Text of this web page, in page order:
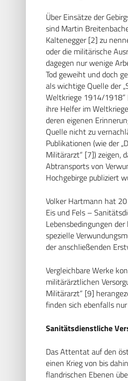
Über Einsätze der
sind Martin
Kaltenegger [2] zu
oder die militärische
dagegen nur wenige
Tod geweiht und doch
als wichtige Quelle der
Weltkriege 1914/1918“
ihre Helfer im
deren eigenen
Quelle nicht zu
Publikationen (wie der
Militärarzt“ [7]) zeigen,
Abtransports von
Hochgebirge publiziert
Volker Hartmann hat
Eis und Fels –
Lebensbedingungen
spezielle
der anschließenden
Vergleichbare Werke
militärärztlichen
Militärarzt“ [9]
finden sich ebenfalls
Sanitätsdienstliche
Das Attentat auf den
einen Krieg von bis
flandrischen Ebenen